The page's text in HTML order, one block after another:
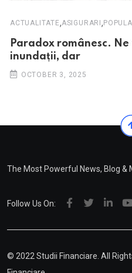
ACTUALITATE,ASIGURARI,
Paradox românesc.
inundații, dar
OCTOBER 3, 2025
The Most Powerful News, Blog &
Follow Us On:
© 2022 Studii Financiare. All